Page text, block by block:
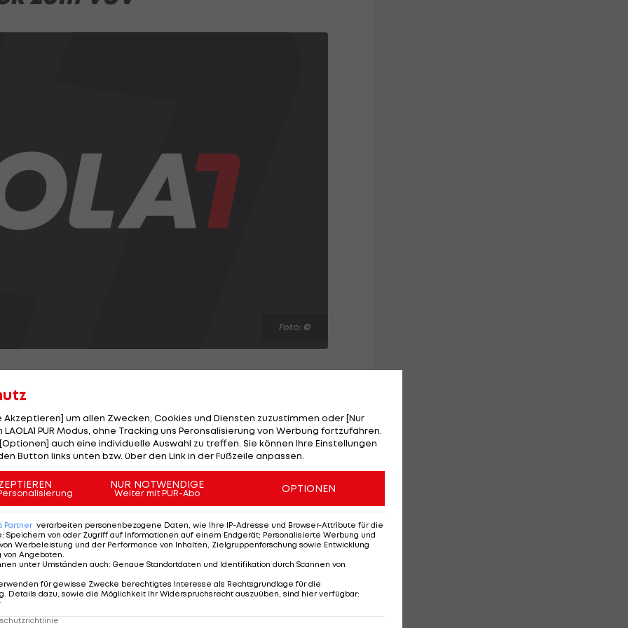
Foto: ©
Rücken und zu seinem Stammverein Villacher SV
bei den Kärntnern einen Dreijahres-Vertrag.
Zukunftskonzept. Jung, schnell und gewillt, alles zu
setzen die Villacher in einer Aussendung große
EBEL-Saison konnte der ÖEHV-
Akzeptieren] um allen Zwecken, Cookies und Diensten zuzustimmen oder [Nur
PUR Modus, ohne Tracking uns Peronsalisierung von Werbung fortzufahren.
auch eine individuelle Auswahl zu treffen. Sie können Ihre Einstellungen
Button links unten bzw. über den Link in der Fußzeile anpassen.
NUR NOTWENDIGE
Weiter mit PUR-Abo OPTIONEN
Partner verarbeiten personenbezogene Daten, wie Ihre IP-Adresse und Browser-Attribute für die
: Speichern von oder Zugriff auf Informationen auf einem Endgerät; Personalisierte Werbung und
Werbeleistung und der Performance von Inhalten, Zielgruppenforschung sowie Entwicklung
von Angeboten
unter Umständen auch: Genaue Standortdaten und Identifikation durch Scannen von
für gewisse Zwecke berechtigtes Interesse als Rechtsgrundlage für die
Details dazu, sowie die Möglichkeit Ihr Widerspruchsrecht auszuüben, sind hier verfügbar: